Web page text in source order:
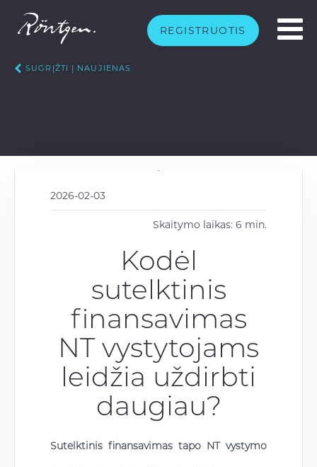
REGISTRUOTIS
SUGRĮŽTI Į NAUJIENAS
2026-02-03
Skaitymo laikas: 6 min.
Kodėl
sutelktinis
finansavimas
NT vystytojams
leidžia uždirbti
daugiau?
Sutelktinis finansavimas tapo NT vystymo